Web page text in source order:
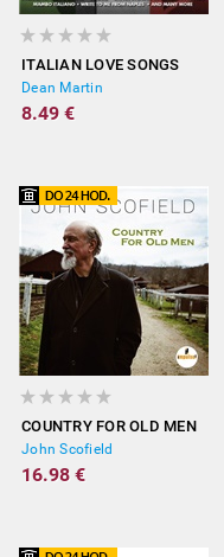
ITALIAN LOVE SONGS
Dean Martin
8.49 €
COUNTRY FOR OLD MEN
John Scofield
16.98 €